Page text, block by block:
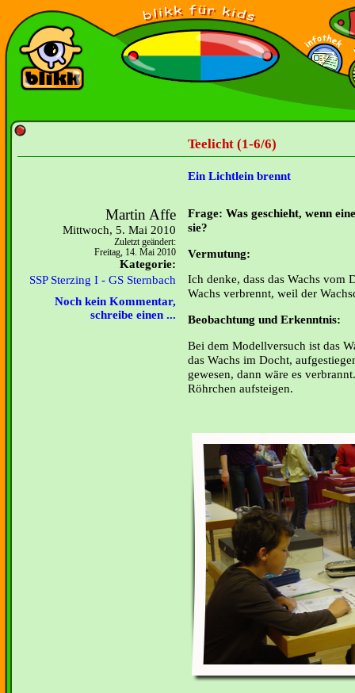
Teelicht (1-6/6)
Ein Lichtlein brennt
Martin Affe
Mittwoch, 5. Mai 2010
Zuletzt geändert:
Freitag, 14. Mai 2010
Kategorie:
SSP Sterzing I - GS Sternbach
Noch kein Kommentar,
schreibe einen ...
Frage: Was geschieht, wenn
sie?
Vermutung:
Ich denke, dass das Wachs vom
Wachs verbrennt, weil der
Beobachtung und Erkenntnis:
Bei dem Modellversuch ist das
das Wachs im Docht,
gewesen, dann wäre es
Röhrchen aufsteigen.